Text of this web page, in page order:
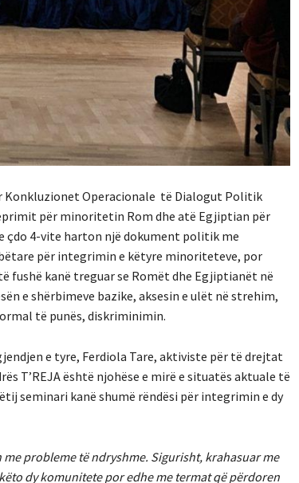
Konkluzionet Operacionale të Dialogut Politik
për minoritetin Rom dhe atë Egjiptian për
çdo 4-vite harton një dokument politik me
për integrimin e këtyre minoriteteve, por
fushë kanë treguar se Romët dhe Egjiptianët në
e shërbimeve bazike, aksesin e ulët në strehim,
të punës, diskriminimin.
e tyre, Ferdiola Tare, aktiviste për të drejtat
T’REJA është njohëse e mirë e situatës aktuale të
seminari kanë shumë rëndësi për integrimin e dy
me probleme të ndryshme. Sigurisht, krahasuar me
dy komunitete por edhe me termat që përdoren